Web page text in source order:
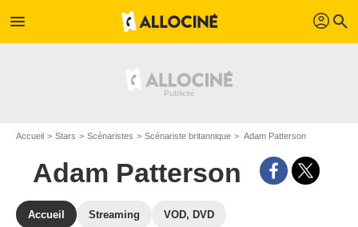
menu profil search
Accueil Stars Scénaristes Scénariste britannique Adam Patterson
Adam Patterson
Accueil Streaming VOD, DVD